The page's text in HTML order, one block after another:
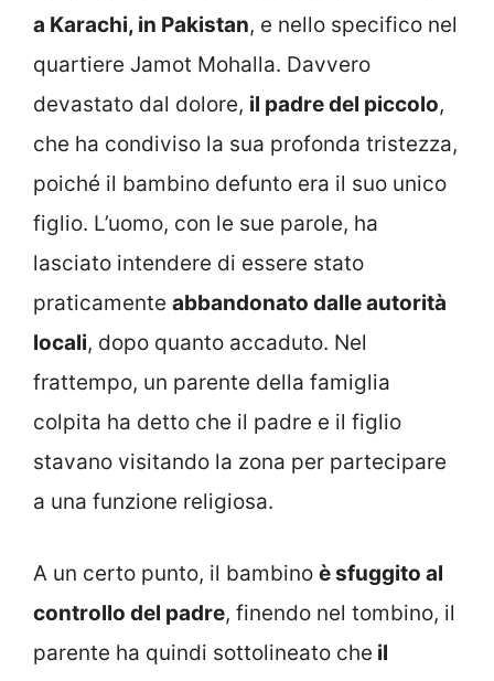
a Karachi, in Pakistan, e nello specifico nel
quartiere Jamot Mohalla. Davvero
devastato dal dolore, il padre del piccolo,
che ha condiviso la sua profonda tristezza,
poiché il bambino defunto era il suo unico
figlio. L’uomo, con le sue parole, ha
lasciato intendere di essere stato
praticamente abbandonato dalle autorità
locali, dopo quanto accaduto. Nel
frattempo, un parente della famiglia
colpita ha detto che il padre e il figlio
stavano visitando la zona per partecipare
a una funzione religiosa.
A un certo punto, il bambino è sfuggito al
controllo del padre, finendo nel tombino, il
parente ha quindi sottolineato che il